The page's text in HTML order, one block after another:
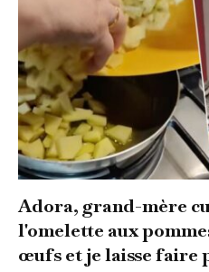
Adora, grand-mère
l'omelette aux
œufs et je laisse faire